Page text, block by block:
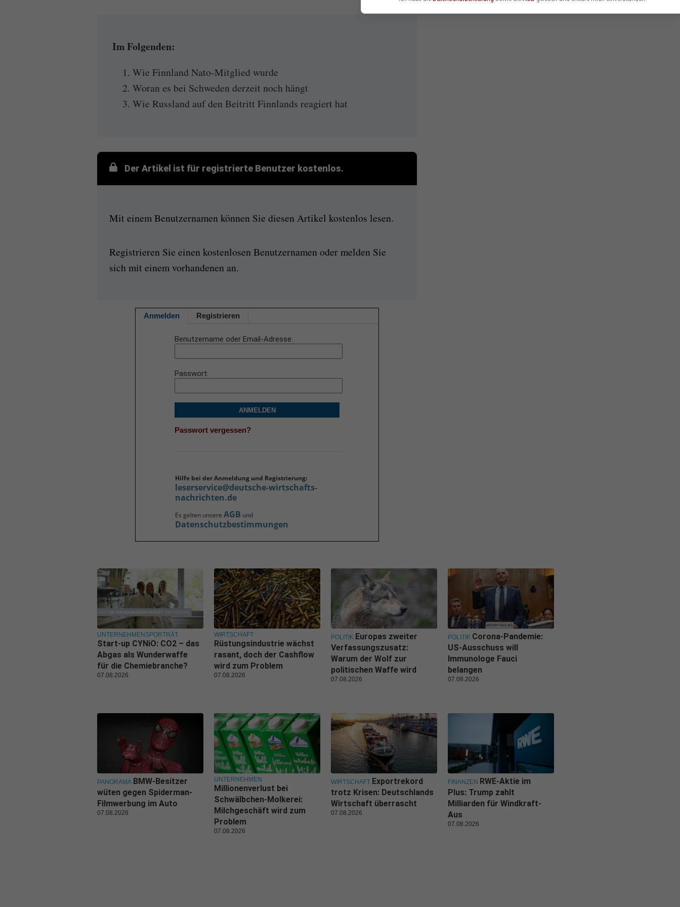
Im Folgenden:
Wie Finnland Nato-Mitglied wurde
Woran es bei Schweden derzeit noch hängt
Wie Russland auf den Beitritt Finnlands reagiert hat
Der Artikel ist für registrierte Benutzer kostenlos.
Mit einem Benutzernamen können Sie diesen Artikel kostenlos lesen.
Registrieren Sie einen kostenlosen Benutzernamen oder melden Sie
sich mit einem vorhandenen an.
Anmelden Registrieren
Benutzername oder Email-Adresse
Passwort
ANMELDEN
Passwort vergessen?
Hilfe bei der Anmeldung und Registrierung:
leserservice@deutsche-wirtschafts-
nachrichten.de
Es gelten unsere AGB und
Datenschutzbestimmungen
UNTERNEHMENSPORTRÄT
Start-up CYNiO: CO2 – das
Abgas als Wunderwaffe
für die Chemiebranche?
07.08.2026
WIRTSCHAFT
Rüstungsindustrie wächst
rasant, doch der Cashflow
wird zum Problem
07.08.2026
POLITIK Europas zweiter
Verfassungszusatz:
Warum der Wolf zur
politischen Waffe wird
07.08.2026
POLITIK Corona-Pandemie:
US-Ausschuss will
Immunologe Fauci
belangen
07.08.2026
PANORAMA BMW-Besitzer
wüten gegen Spiderman-
Filmwerbung im Auto
07.08.2026
UNTERNEHMEN
Millionenverlust bei
Schwälbchen-Molkerei:
Milchgeschäft wird zum
Problem
07.08.2026
WIRTSCHAFT Exportrekord
trotz Krisen: Deutschlands
Wirtschaft überrascht
07.08.2026
FINANZEN RWE-Aktie im
Plus: Trump zahlt
Milliarden für Windkraft-
Aus
07.08.2026